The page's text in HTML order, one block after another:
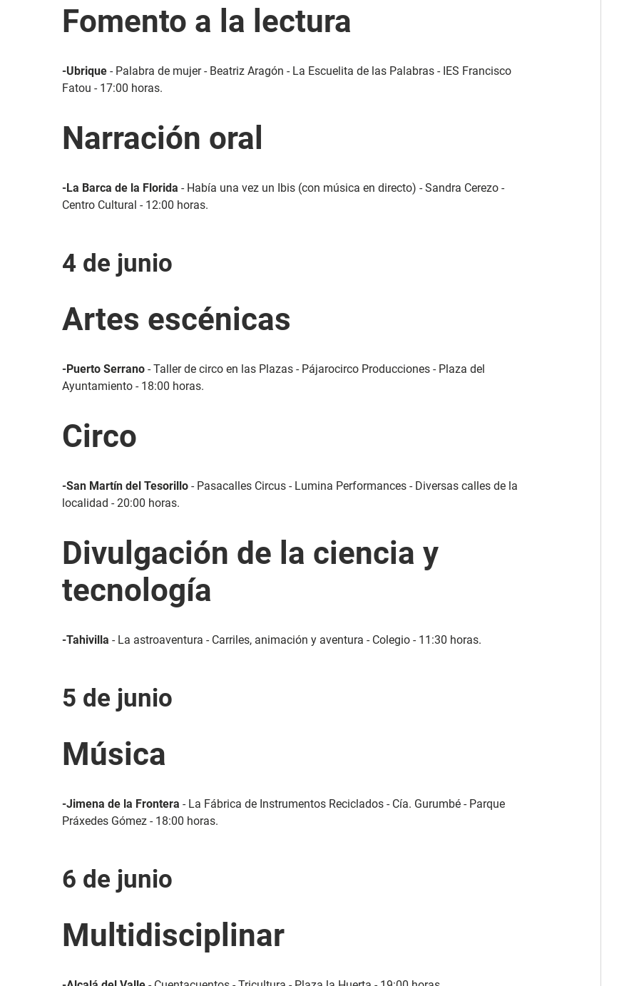
Fomento a la lectura
-Ubrique - Palabra de mujer - Beatriz Aragón - La Escuelita de las Palabras - IES Francisco
Fatou - 17:00 horas.
Narración oral
-La Barca de la Florida - Había una vez un Ibis (con música en directo) - Sandra Cerezo -
Centro Cultural - 12:00 horas.
4 de junio
Artes escénicas
-Puerto Serrano - Taller de circo en las Plazas - Pájarocirco Producciones - Plaza del
Ayuntamiento - 18:00 horas.
Circo
-San Martín del Tesorillo - Pasacalles Circus - Lumina Performances - Diversas calles de la
localidad - 20:00 horas.
Divulgación de la ciencia y
tecnología
-Tahivilla - La astroaventura - Carriles, animación y aventura - Colegio - 11:30 horas.
5 de junio
Música
-Jimena de la Frontera - La Fábrica de Instrumentos Reciclados - Cía. Gurumbé - Parque
Práxedes Gómez - 18:00 horas.
6 de junio
Multidisciplinar